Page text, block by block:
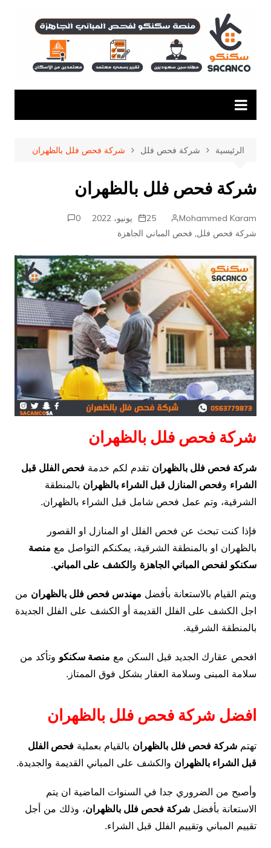
المحتوى
الرئيسية شركة فحص فلل شركة فحص فلل بالظهران
شركة فحص فلل بالظهران
Mohammed Karam 25 يونيو، 2022
0
شركة فحص فلل, فحص المباني الجاهزة
شركة فحص فلل بالظهران
شركة فحص فلل بالظهران تقدم لكم خدمة فحص الفلل قبل
الشراء وفحص المنازل قبل الشراء بالظهران بالمنطقة
الشرقية، وتم عمل فحص شامل قبل الشراء بالظهران.
فإذا كنت تبحث عن فحص الفلل او المنازل او القصور
بالظهران او بالمنطقة الشرقية، يمكنكم التواصل مع منصة
سكنكو لفحص المباني الجاهزة والكشف على المباني.
ويتم القيام بالاستعانة بأفضل مهندس فحص فلل بالظهران من
اجل الكشف على الفلل القديمة أو الكشف على الفلل الجديدة
بالمنطقة الشرقية.
افحص عقارك الجديد قبل السكن مع منصة سكنكو وتأكد من
سلامة المبنى وسلامة العقار بشكل فوق الممتاز.
افضل شركة فحص فلل بالظهران
تهتم شركة فحص فلل بالظهران بالقيام بعملية فحص الفلل
قبل الشراء بالظهران والكشف على المباني القديمة والجديدة.
وأصبح من الضروري جدا في السنوات الماضية ان يتم
الاستعانة بأفضل شركة فحص فلل بالظهران، وذلك من أجل
تقييم المباني وتقييم الفلل قبل الشراء.